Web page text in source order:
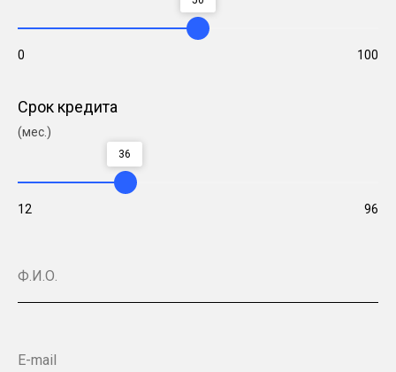
0 100
Срок кредита
(мес.)
36
12 96